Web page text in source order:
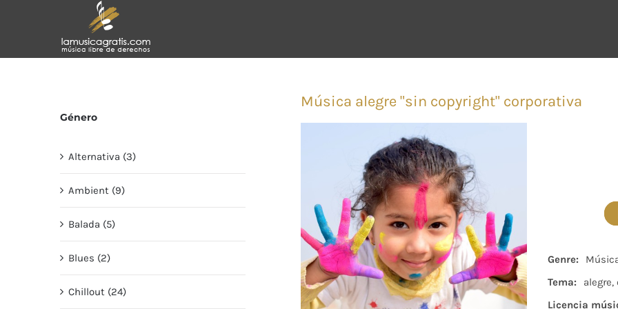
Música alegre "sin copyright" corporativa
Genre:
Tema:
Licencia
Género
Alternativa (3)
Ambient (9)
Balada (5)
Blues (2)
Chillout (24)